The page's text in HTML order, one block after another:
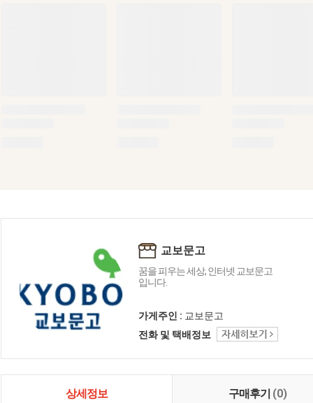
교보문고
꿈을 피우는 세상, 인터넷 교보문고
입니다.
가게주인 : 교보문고
전화 및 택배정보
상세정보 구매후기 (0)